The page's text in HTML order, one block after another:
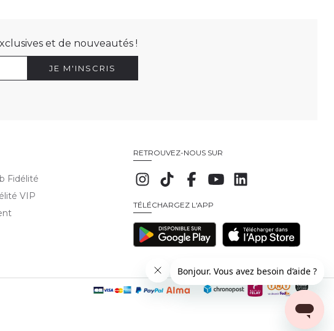
et de nouveautés !
JE M'INSCRIS
Fidélité
VIP
RETROUVEZ-NOUS SUR
TÉLÉCHARGEZ L'APP